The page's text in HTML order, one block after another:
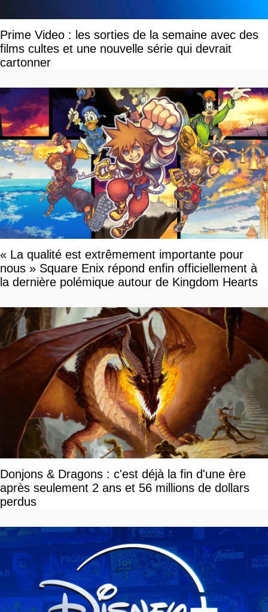
Prime Video : les sorties de la semaine avec des
films cultes et une nouvelle série qui devrait
cartonner
« La qualité est extrêmement importante pour
nous » Square Enix répond enfin officiellement à
la dernière polémique autour de Kingdom Hearts
Donjons & Dragons : c'est déjà la fin d'une ère
après seulement 2 ans et 56 millions de dollars
perdus